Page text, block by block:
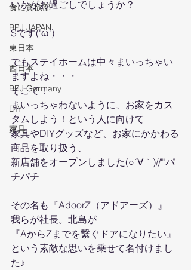
食に貪欲部
BPJ JAPAN
東日本
西日本
BPJ Germany
DIY
家具
いかがお過ごしでしょうか？
Sです('ω')
でもステイホームは中々まいっちゃい
ますよね・・・
そこで！
まいっちゃわないように、お家をカス
タムしよう！という人に向けて
家具やDIYグッズなど、お家にかかわる
商品を取り扱う、
新店舗をオープンしました(○´∀｀)//""パ
チパチ
その名も『AdoorZ（アドアーズ）』
我らが社長。北島が
『AからZまでを繋ぐドアになりたい』
という素敵な思いを乗せて名付けまし
た♪